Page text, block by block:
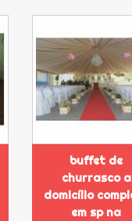
buffet de
churrasco a
domicílio
em sp na